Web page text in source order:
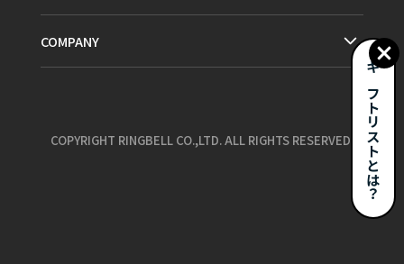
ギフトリストとは？
COMPANY
COPYRIGHT RINGBELL CO.,LTD. ALL RIGHTS RESERVED.